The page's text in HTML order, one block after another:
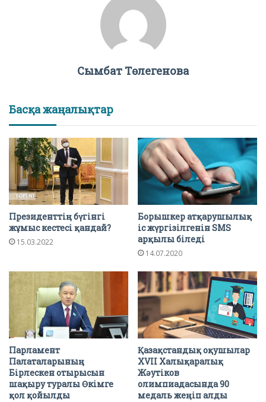
Сымбат Төлегенова
Басқа жаңалықтар
Президенттің бүгінгі
жұмыс кестесі қандай?
15.03.2022
Борышкер атқарушылық
іс жүргізілгенін SMS
арқылы біледі
14.07.2020
Парламент
Палаталарының
Бірлескен отырысын
шақыру туралы Өкімге
қол қойылды
Қазақстандық оқушылар
XVII Халықаралық
Жәутіков
олимпиадасында 90
медаль жеңіп алды